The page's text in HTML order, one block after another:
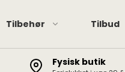
Tilbehør Tilbud
Fysisk butik